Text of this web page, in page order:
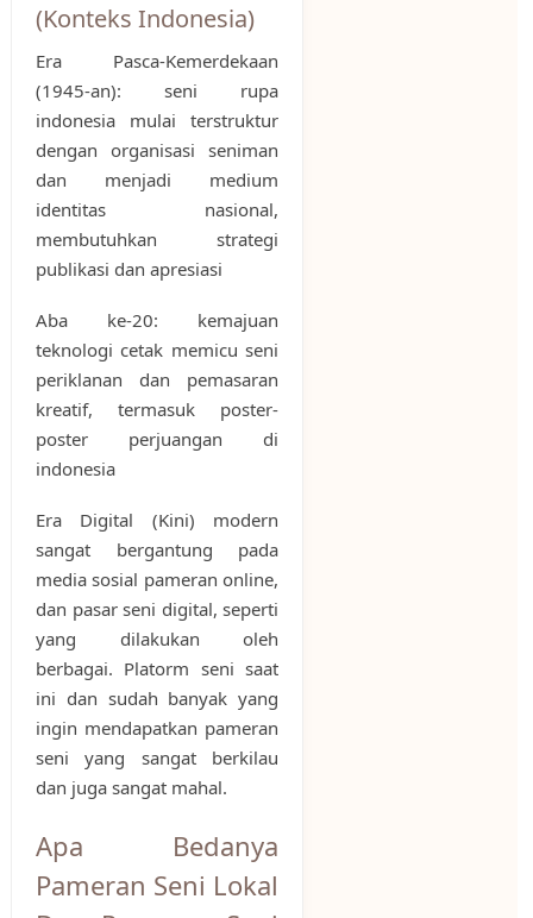
(Konteks Indonesia)
Era Pasca-Kemerdekaan
(1945-an): seni rupa
indonesia mulai terstruktur
dengan organisasi seniman
dan menjadi medium
identitas nasional,
membutuhkan strategi
publikasi dan apresiasi
Aba ke-20: kemajuan
teknologi cetak memicu seni
periklanan dan pemasaran
kreatif, termasuk poster-
poster perjuangan di
indonesia
Era Digital (Kini) modern
sangat bergantung pada
media sosial pameran online,
dan pasar seni digital, seperti
yang dilakukan oleh
berbagai. Platorm seni saat
ini dan sudah banyak yang
ingin mendapatkan pameran
seni yang sangat berkilau
dan juga sangat mahal.
Apa Bedanya
Pameran Seni Lokal